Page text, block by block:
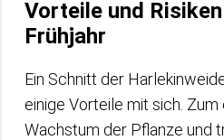
Vorteile und
Frühjahr
Ein Schnitt der
einige Vorteile mit sich.
Wachstum der Pflanze und